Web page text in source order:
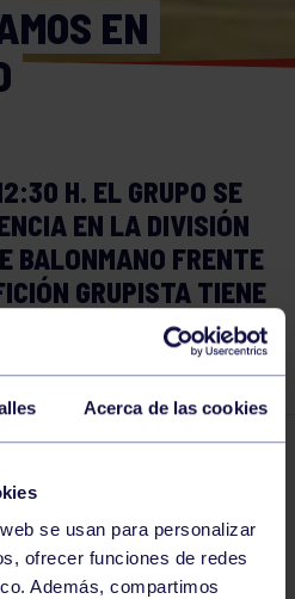
Acerca de las cookies
se usan para personalizar
ofrecer funciones de redes
Además, compartimos
EN
H. EL GRUPO SE
EN LA DIVISIÓN
BALONMANO FRENTE
GRUPISTA TIENE
GARCÍA PARA
GRUPO!!!